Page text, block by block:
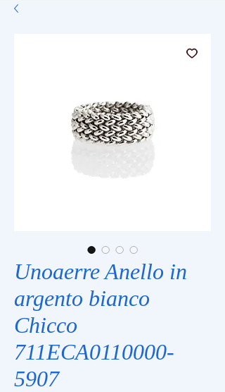
Unoaerre Anello in
argento bianco
Chicco
711ECA0110000-
5907